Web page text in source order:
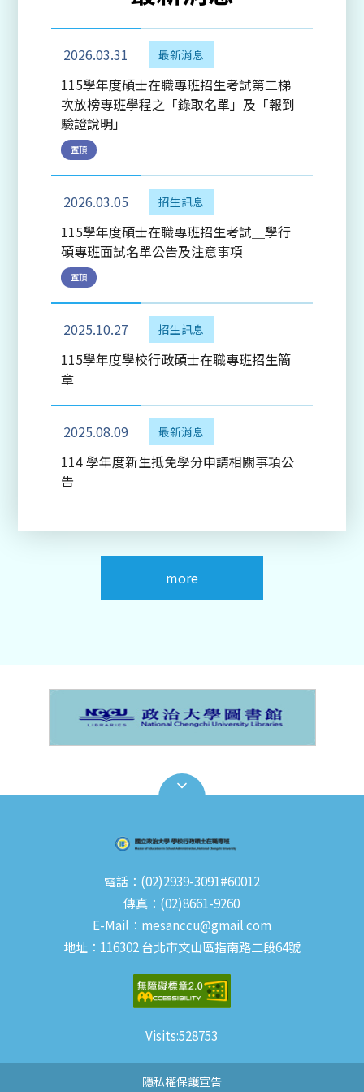
2026.03.31 最新消息
115學年度碩士在職專班招生考試第二梯
次放榜專班學程之「錄取名單」及「報到
驗證說明」
置頂
2026.03.05 招生訊息
115學年度碩士在職專班招生考試＿學行
碩專班面試名單公告及注意事項
置頂
2025.10.27 招生訊息
115學年度學校行政碩士在職專班招生簡
章
2025.08.09 最新消息
114 學年度新生抵免學分申請相關事項公
告
more
電話：(02)2939-3091#60012
傳真：(02)8661-9260
E-Mail：mesanccu@gmail.com
地址：116302 台北市文山區指南路二段64號
Visits:528753
隱私權保護宣告